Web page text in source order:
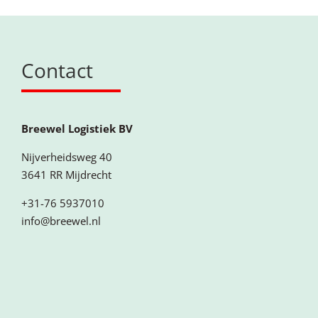
Contact
Breewel Logistiek BV
Nijverheidsweg 40
3641 RR Mijdrecht
+31-76 5937010
info@breewel.nl